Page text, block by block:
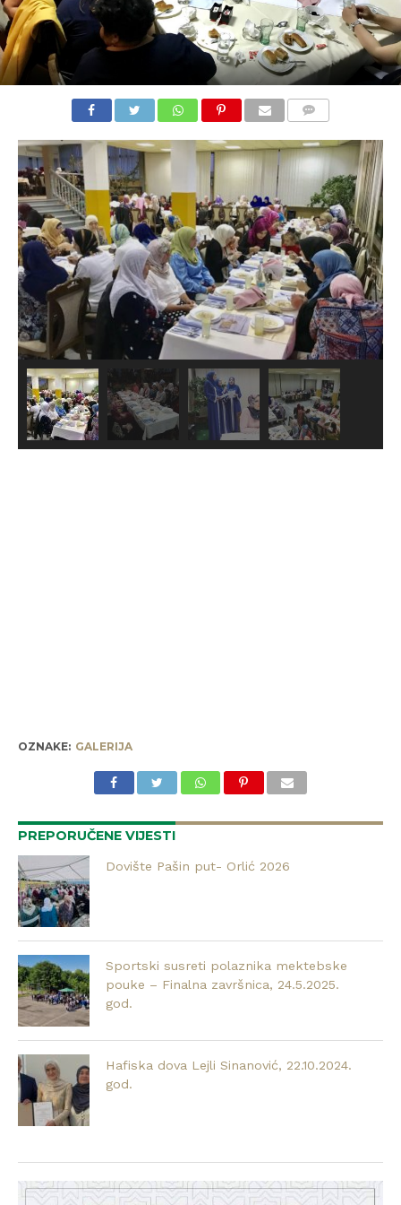
OZNAKE: GALERIJA
PREPORUČENE VIJESTI
Dovište Pašin put- Orlić 2026
Sportski susreti polaznika mektebske
pouke – Finalna završnica, 24.5.2025.
god.
Hafiska dova Lejli Sinanović, 22.10.2024.
god.